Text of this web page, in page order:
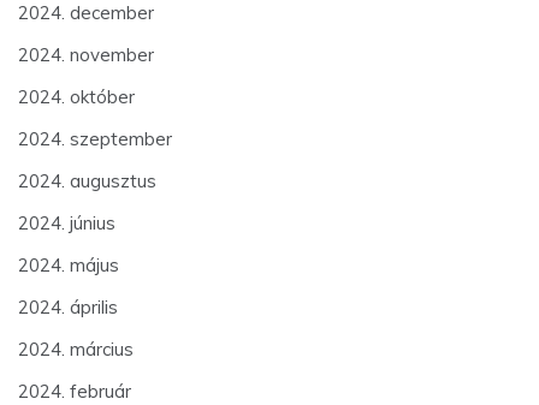
2024. december
2024. november
2024. október
2024. szeptember
2024. augusztus
2024. június
2024. május
2024. április
2024. március
2024. február